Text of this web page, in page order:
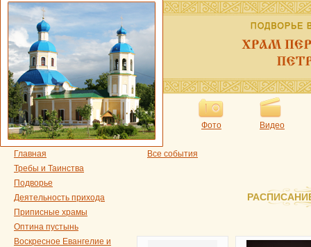
Фото Видео
Главная
Требы и Таинства
Подворье
Деятельность прихода
Приписные храмы
Оптина пустынь
Воскресное Евангелие и
Все события